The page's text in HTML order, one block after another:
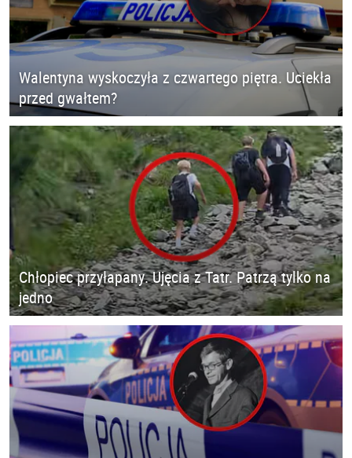
Walentyna wyskoczyła z czwartego piętra. Uciekła
przed gwałtem?
Chłopiec przyłapany. Ujęcia z Tatr. Patrzą tylko na
jedno